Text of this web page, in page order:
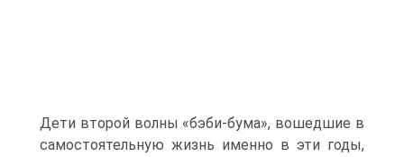
Дети второй волны «бэби-бума», вошедшие в
самостоятельную жизнь именно в эти годы,